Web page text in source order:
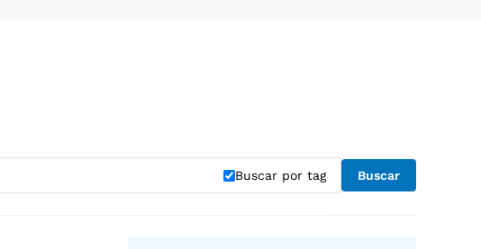
Buscar por tag Buscar